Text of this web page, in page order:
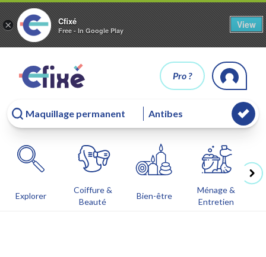
× Cfixé
Free - In Google Play
View
Pro ?
Explorer
Coiffure &
Beauté
Bien-être
Ménage &
Entretien